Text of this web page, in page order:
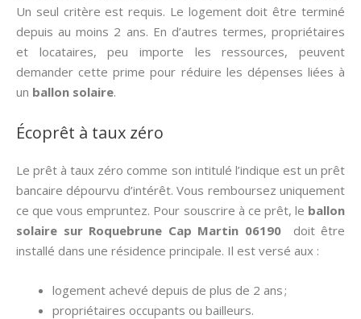
Un seul critère est requis. Le logement doit être terminé
depuis au moins 2 ans. En d’autres termes, propriétaires
et locataires, peu importe les ressources, peuvent
demander cette prime pour réduire les dépenses liées à
un ballon solaire.
Écoprêt à taux zéro
Le prêt à taux zéro comme son intitulé l’indique est un prêt
bancaire dépourvu d’intérêt. Vous remboursez uniquement
ce que vous empruntez. Pour souscrire à ce prêt, le ballon
solaire sur Roquebrune Cap Martin 06190doit être
installé dans une résidence principale. Il est versé aux :
logement achevé depuis de plus de 2 ans ;
propriétaires occupants ou bailleurs.